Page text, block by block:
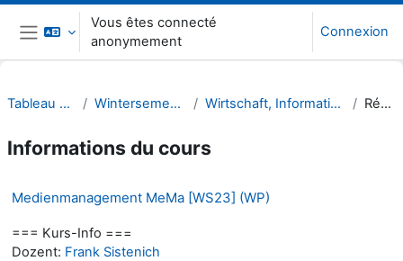
Passer au contenu principal
Panneau latéral
Vous êtes connecté
anonymement
Connexion
Tableau de bord Wintersemester 23/24 Wirtschaft, Informatik, Recht (WIR) Résumé
Informations du cours
Medienmanagement MeMa [WS23] (WP)
=== Kurs-Info ===
Dozent: Frank Sistenich